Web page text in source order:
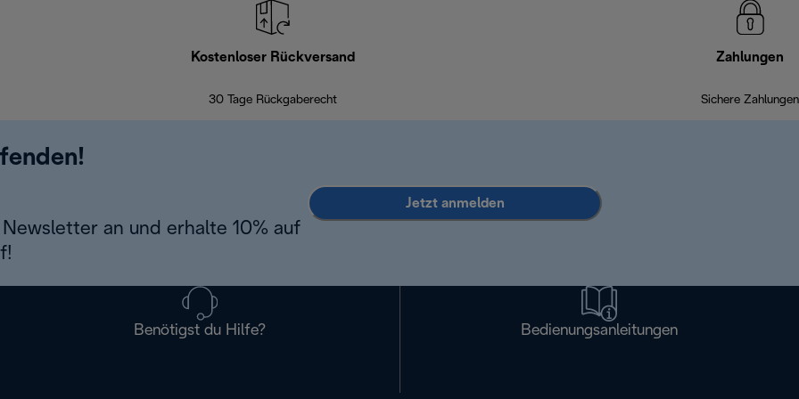
Kostenloser Rückversand
30 Tage Rückgaberecht
Zahlungen
Sichere Zahlungen
an und erhalte 10% auf
Jetzt anmelden
Benötigst du Hilfe? Bedienungsanleitungen